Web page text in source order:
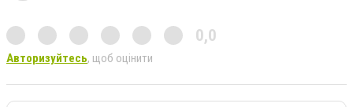
0,0
Авторизуйтесь, щоб оцінити